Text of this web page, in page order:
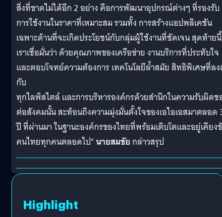
สิ่งที่ขาดไม่ได้อีก 2 อย่าง คือการพัฒนาอุปกรณ์ต่างๆ ที่รองรับ
การใช้งานในราคาที่เหมาะสม รวมทั้ง การสร้างแอปพลิเคชัน
เฉพาะด้านที่จะเกิดประโยชน์กับกลุ่มผู้ใช้งานที่ชัดเจน สุดท้ายนี้
เราเชื่อมั่นว่า ด้วยคุณภาพของเครือข่าย งานบริการที่ประทับใจ
และตอบโจทย์ความต้องการ เทคโนโลยีล้ำสมัย สิทธิพิเศษที่ล
กับ
ทุกไลฟ์สไตล์ และการบริหารองค์กรด้วยสำนึกในความรับผิด
ต่อสังคมนั้น สะท้อนถึงความมุ่งมั่นตั้งใจของเอไอเอสมาตลอด
ปี ที่ผ่านมา ในฐานะองค์กรของไทยที่พร้อมเติบโตและอยู่เคียง
คนไทยทุกคนตลอดไป”นายสมชัยกล่าวสรุป
Highlight